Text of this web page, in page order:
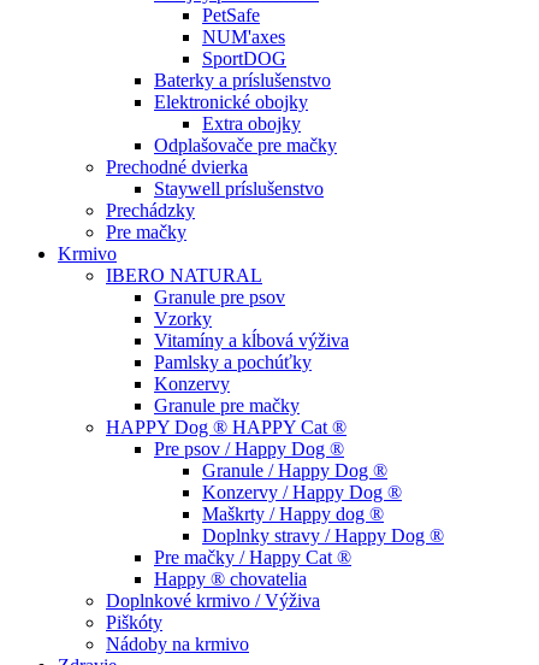
PetSafe
NUM'axes
SportDOG
Baterky a príslušenstvo
Elektronické obojky
Extra obojky
Odplašovače pre mačky
Prechodné dvierka
Staywell príslušenstvo
Prechádzky
Pre mačky
Krmivo
IBERO NATURAL
Granule pre psov
Vzorky
Vitamíny a kĺbová výživa
Pamlsky a pochúťky
Konzervy
Granule pre mačky
HAPPY Dog ® HAPPY Cat ®
Pre psov / Happy Dog ®
Granule / Happy Dog ®
Konzervy / Happy Dog ®
Maškrty / Happy dog ®
Doplnky stravy / Happy Dog ®
Pre mačky / Happy Cat ®
Happy ® chovatelia
Doplnkové krmivo / Výživa
Piškóty
Nádoby na krmivo